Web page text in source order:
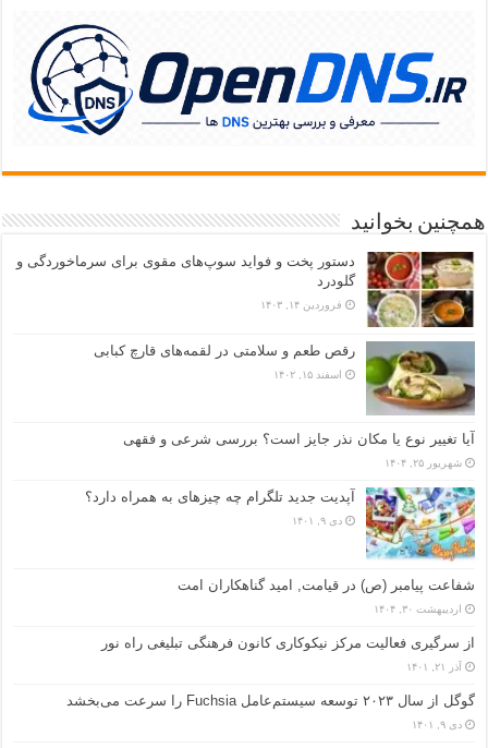
همچنین بخوانید
دستور پخت و فواید سوپ‌های مقوی برای سرماخوردگی و
گلودرد
فروردین ۱۴, ۱۴۰۳
رقص طعم و سلامتی در لقمه‌های قارچ کبابی
اسفند ۱۵, ۱۴۰۲
آیا تغییر نوع یا مکان نذر جایز است؟ بررسی شرعی و فقهی
شهریور ۲۵, ۱۴۰۴
آپدیت جدید تلگرام چه چیزهای به همراه دارد؟
دی ۹, ۱۴۰۱
شفاعت پیامبر (ص) در قیامت, امید گناهکاران امت
اردیبهشت ۳۰, ۱۴۰۴
از سرگیری فعالیت مرکز نیکوکاری کانون فرهنگی تبلیغی راه نور
آذر ۲۱, ۱۴۰۱
گوگل از سال ۲۰۲۳ توسعه سیستم‌عامل Fuchsia را سرعت می‌بخشد
دی ۹, ۱۴۰۱